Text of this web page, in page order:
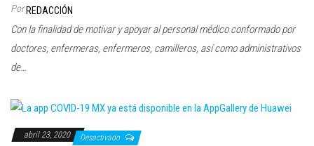
Por REDACCIÓN
Con la finalidad de motivar y apoyar al personal médico conformado por
doctores, enfermeras, enfermeros, camilleros, así como administrativos
de…
abril 23, 2020 Desactivado